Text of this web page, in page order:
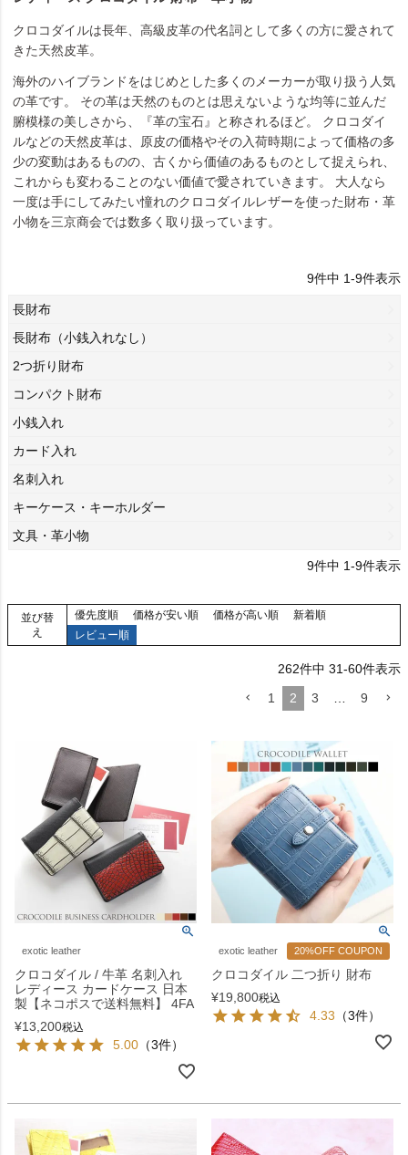
クロコダイルは長年、高級皮革の代名詞として多くの方に愛されて
きた天然皮革。
海外のハイブランドをはじめとした多くのメーカーが取り扱う人気
の革です。 その革は天然のものとは思えないような均等に並んだ
腑模様の美しさから、『革の宝石』と称されるほど。 クロコダイ
ルなどの天然皮革は、原皮の価格やその入荷時期によって価格の多
少の変動はあるものの、古くから価値のあるものとして捉えられ、
これからも変わることのない価値で愛されていきます。 大人なら
一度は手にしてみたい憧れのクロコダイルレザーを使った財布・革
小物を三京商会では数多く取り扱っています。
9件中 1-9件表示
長財布
長財布（小銭入れなし）
2つ折り財布
コンパクト財布
小銭入れ
カード入れ
名刺入れ
キーケース・キーホルダー
文具・革小物
9件中 1-9件表示
並び替
え
優先度順 価格が安い順 価格が高い順
新着順
レビュー順
262件中 31-60件表示
1
2 3 9
exotic leather
クロコダイル / 牛革 名刺入れ
レディース カードケース 日本
製【ネコポスで送料無料】 4FA
¥13,200税込
5.00 （3件）
exotic leather 20%OFF COUPON
クロコダイル 二つ折り 財布
¥19,800税込
4.33 （3件）